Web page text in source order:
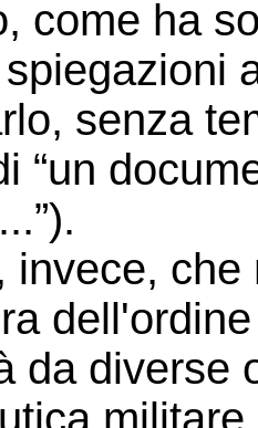
come ha
senza
“un
invece, che
da diverse